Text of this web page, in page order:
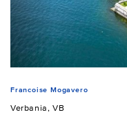
Francoise Mogavero
Verbania, VB